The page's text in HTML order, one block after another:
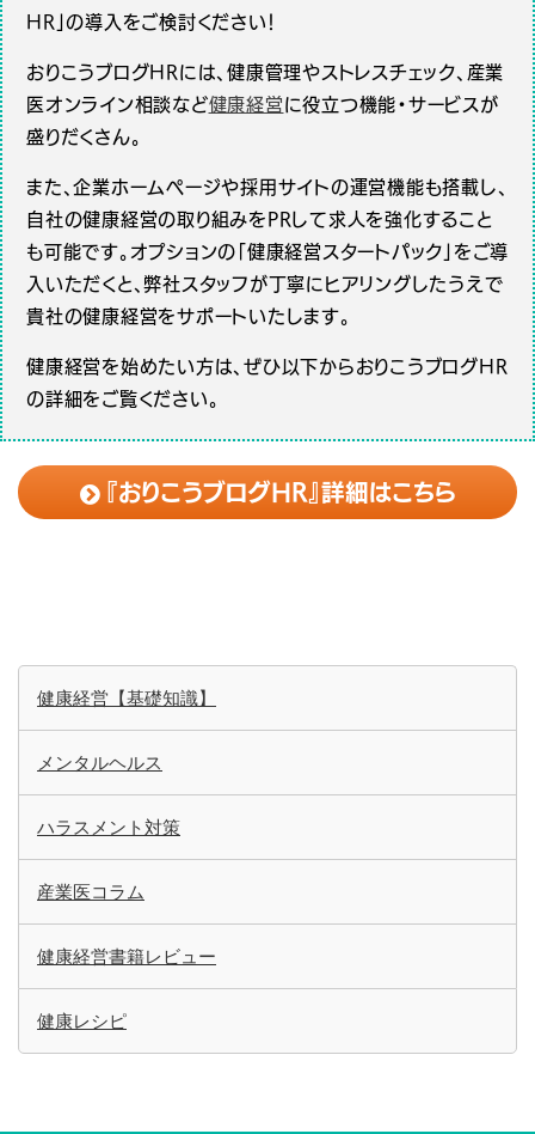
HR」の導入をご検討ください！
おりこうブログHRには、健康管理やストレスチェック、産業
医オンライン相談など健康経営 に役立つ機能・サービスが
盛りだくさん。
また、企業ホームページや採用サイトの運営機能も搭載し、
自社の健康経営の取り組みをPRして求人を強化すること
も可能です。オプションの「健康経営スタートパック」をご導
入いただくと、弊社スタッフが丁寧にヒアリングしたうえで
貴社の健康経営をサポートいたします。
健康経営を始めたい方は、ぜひ以下からおりこうブログHR
の詳細をご覧ください。
『おりこうブログHR』詳細はこちら
健康経営【基礎知識】
メンタルヘルス
ハラスメント対策
産業医コラム
健康経営書籍レビュー
健康レシピ